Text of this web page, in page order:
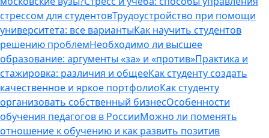
стрессом для студентовТрудоустройство при помощи
университета: все вариантыКак научить студентов
решению проблемНеобходимо ли высшее
образование: аргументы «за» и «против»Практика и
стажировка: различия и общееКак студенту создать
качественное и яркое портфолиоКак студенту
организовать собственный бизнесОсобенности
обучения педагогов в РоссииМожно ли поменять
отношение к обучению и как развить позитив